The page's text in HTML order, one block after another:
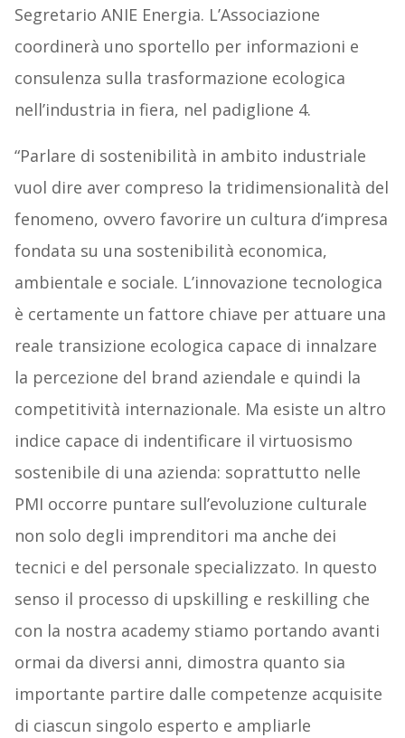
Segretario ANIE Energia. L’Associazione
coordinerà uno sportello per informazioni e
consulenza sulla trasformazione ecologica
nell’industria in fiera, nel padiglione 4.
“Parlare di sostenibilità in ambito industriale
vuol dire aver compreso la tridimensionalità del
fenomeno, ovvero favorire un cultura d’impresa
fondata su una sostenibilità economica,
ambientale e sociale. L’innovazione tecnologica
è certamente un fattore chiave per attuare una
reale transizione ecologica capace di innalzare
la percezione del brand aziendale e quindi la
competitività internazionale. Ma esiste un altro
indice capace di indentificare il virtuosismo
sostenibile di una azienda: soprattutto nelle
PMI occorre puntare sull’evoluzione culturale
non solo degli imprenditori ma anche dei
tecnici e del personale specializzato. In questo
senso il processo di upskilling e reskilling che
con la nostra academy stiamo portando avanti
ormai da diversi anni, dimostra quanto sia
importante partire dalle competenze acquisite
di ciascun singolo esperto e ampliarle